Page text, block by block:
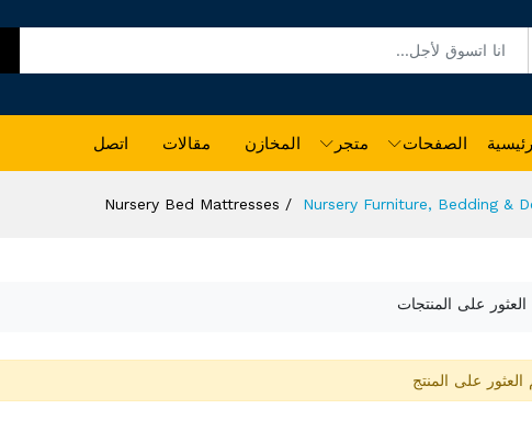
الصفحات متجر المخازن مقالات اتصل
Nursery Furniture, Bedding &
Nursery Bed Mattresses
العثور على المنتجات